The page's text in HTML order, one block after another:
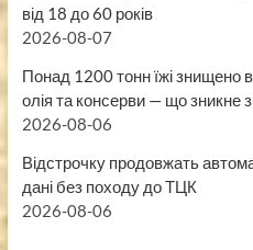
від 18 до 60 років
2026-08-07
Понад 1200 тонн їжі
олія та консерви — що зникне
2026-08-06
Відстрочку продовжать
дані без походу до ТЦК
2026-08-06